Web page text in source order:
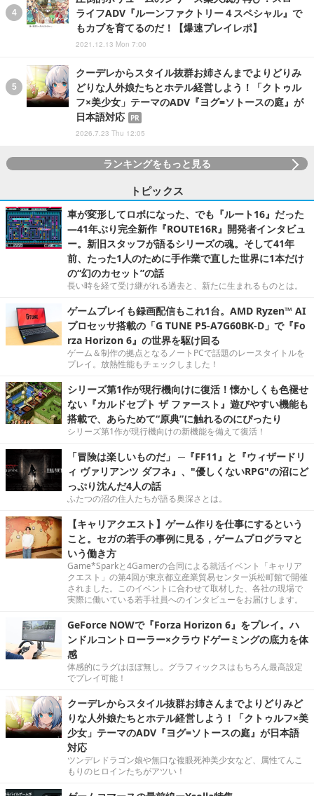
ライフADV『ルーンファクトリー４スペシャル』で
もカブを育てるのだ！【爆速プレイレポ】
2021.12.13 Mon 7:00
クーデレからスタイル抜群お姉さんまでよりどりみ
どりな人外娘たちとホテル経営しよう！「クトゥル
フ×美少女」テーマのADV『ヨグ=ソトースの庭』が
日本語対応
PR
2026.7.23 Thu 12:05
ランキングをもっと見る
トピックス
車が変形してロボになった、でも『ルート16』だった
―41年ぶり完全新作『ROUTE16R』開発者インタビュ
ー。新旧スタッフが語るシリーズの魂。そして41年
前、たった1人のために手作業で直した世界に1本だけ
の“幻のカセット”の話
長い時を経て受け継がれる過去と、新たに生まれるものとは。
ゲームプレイも録画配信もこれ1台。AMD Ryzen™ AI
プロセッサ搭載の「G TUNE P5-A7G60BK-D」で『Fo
rza Horizon 6』の世界を駆け回る
ゲーム＆制作の拠点となるノートPCで話題のレースタイトルを
プレイ。放熱性能もチェックしました！
シリーズ第1作が現行機向けに復活！懐かしくも色褪せ
ない『カルドセプト ザ ファースト』遊びやすい機能も
搭載で、あらためて“原典”に触れるのにぴったり
シリーズ第1作が現行機向けの新機能を備えて復活！
「冒険は楽しいものだ」 ─『FF11』と『ウィザードリ
ィ ヴァリアンツ ダフネ』、"優しくないRPG"の沼にど
っぷり沈んだ4人の話
ふたつの沼の住人たちが語る奥深さとは。
【キャリアクエスト】ゲーム作りを仕事にするという
こと。セガの若手の事例に見る，ゲームプログラマと
いう働き方
Game*Sparkと4Gamerの合同による就活イベント「キャリア
クエスト」の第4回が東京都立産業貿易センター浜松町館で開催
されました。このイベントに合わせて取材した、各社の現場で
実際に働いている若手社員へのインタビューをお届けします。
GeForce NOWで『Forza Horizon 6』をプレイ。ハ
ンドルコントローラー×クラウドゲーミングの底力を体
感
体感的にラグはほぼ無し。グラフィックスはもちろん最高設定
でプレイ可能！
クーデレからスタイル抜群お姉さんまでよりどりみど
りな人外娘たちとホテル経営しよう！「クトゥルフ×美
少女」テーマのADV『ヨグ=ソトースの庭』が日本語
対応
ツンデレドラゴン娘や無口な複眼死神美少女など、属性てんこ
もりのヒロインたちがアツい！